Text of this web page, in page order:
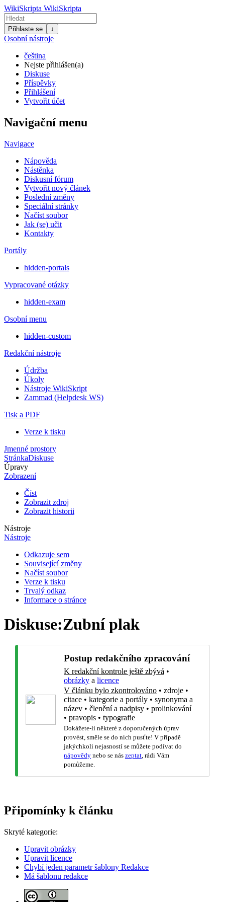
WikiSkripta WikiSkripta
Přihlaste se ↓
Osobní nástroje
čeština
Nejste přihlášen(a)
Diskuse
Příspěvky
Přihlášení
Vytvořit účet
Navigační menu
Navigace
Nápověda
Nástěnka
Diskusní fórum
Vytvořit nový článek
Poslední změny
Speciální stránky
Načíst soubor
Jak (se) učit
Kontakty
Portály
hidden-portals
Vypracované otázky
hidden-exam
Osobní menu
hidden-custom
Redakční nástroje
Údržba
Úkoly
Nástroje WikiSkript
Zammad (Helpdesk WS)
Tisk a PDF
Verze k tisku
Jmenné prostory
StránkaDiskuse
Úpravy
Zobrazení
Číst
Zobrazit zdroj
Zobrazit historii
Nástroje
Nástroje
Odkazuje sem
Související změny
Načíst soubor
Verze k tisku
Trvalý odkaz
Informace o stránce
Diskuse:Zubní plak
Postup redakčního zpracování
K redakční kontrole ještě zbývá •
obrázky a licence
V článku bylo zkontrolováno • zdroje •
citace • kategorie a portály • synonyma a
název • členění a nadpisy • prolinkování
• pravopis • typografie
Dokážete-li některé z doporučených úprav
provést, směle se do nich pusťte! V případě
jakýchkoli nejasností se můžete podívat do
nápovědy nebo se nás zeptat , rádi Vám
pomůžeme.
Připomínky k článku
Skryté kategorie:
Upravit obrázky
Upravit licence
Chybí jeden parametr šablony Redakce
Má šablonu redakce